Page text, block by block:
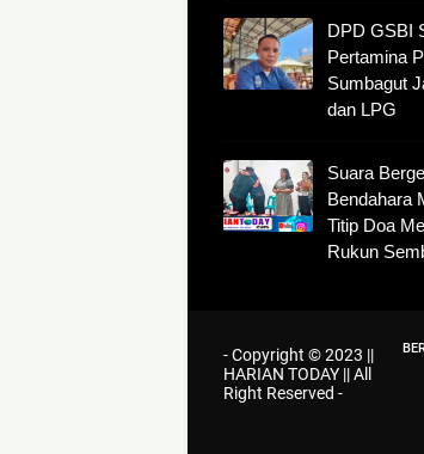
DPD GSBI
Pertamina
Sumbagut
dan LPG
Suara
Bendahara
Titip Doa
Rukun
- Copyright © 2023 ||
HARIAN TODAY ||All
Right Reserved -